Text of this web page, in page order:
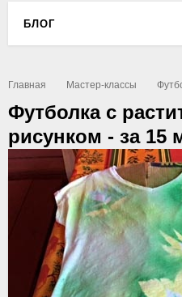
Главная Мастер-классы
Футболка с
рисунком - за 15
БЛОГ